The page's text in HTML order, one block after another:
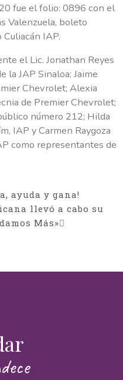
fue el folio: 0896 con el
Valenzuela, boleto
IAP.
el Lic. Jonathan Reyes
la JAP Sinaloa; Jaime
Chevrolet; Alexia
de Premier Chevrolet;
número 212; Hilda
IAP y Carmen Raygoza
como representantes de
ayuda y gana!
llevó a cabo su
Más»